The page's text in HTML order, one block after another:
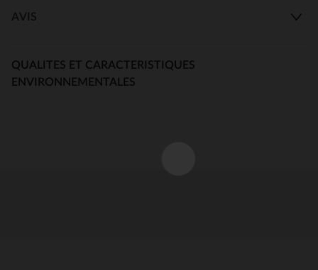
AVIS
QUALITES ET CARACTERISTIQUES
ENVIRONNEMENTALES